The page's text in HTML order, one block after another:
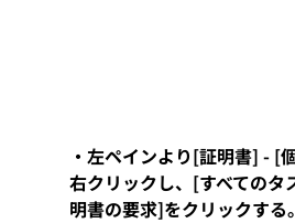
・左ペインより[証明書] - [
右クリックし、[すべてのタ
明書の要求]をクリックする。